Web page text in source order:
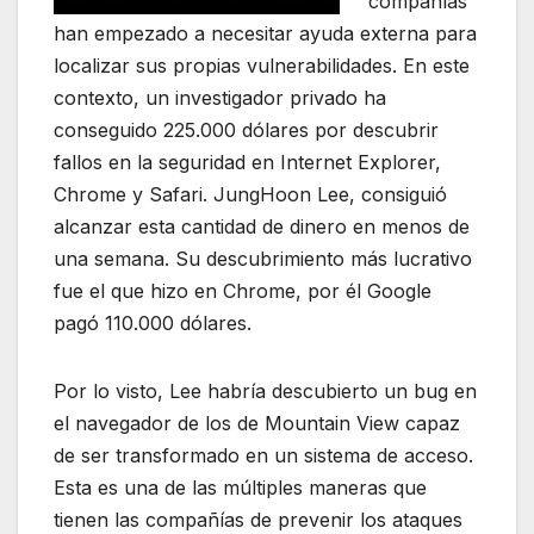
han empezado a necesitar ayuda externa para
localizar sus propias vulnerabilidades. En este
contexto, un investigador privado ha
conseguido 225.000 dólares por descubrir
fallos en la seguridad en Internet Explorer,
Chrome y Safari. JungHoon Lee, consiguió
alcanzar esta cantidad de dinero en menos de
una semana. Su descubrimiento más lucrativo
fue el que hizo en Chrome, por él Google
pagó 110.000 dólares.
Por lo visto, Lee habría descubierto un bug en
el navegador de los de Mountain View capaz
de ser transformado en un sistema de acceso.
Esta es una de las múltiples maneras que
tienen las compañías de prevenir los ataques